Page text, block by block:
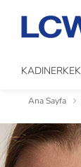
KADINERKEK
Ana Sayfa